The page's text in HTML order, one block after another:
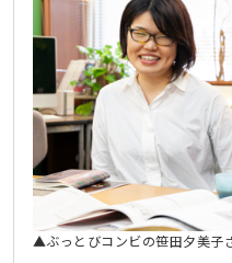
▲ぶっとびコンビの笹田夕美子